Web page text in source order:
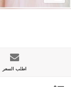
اطلب السعر